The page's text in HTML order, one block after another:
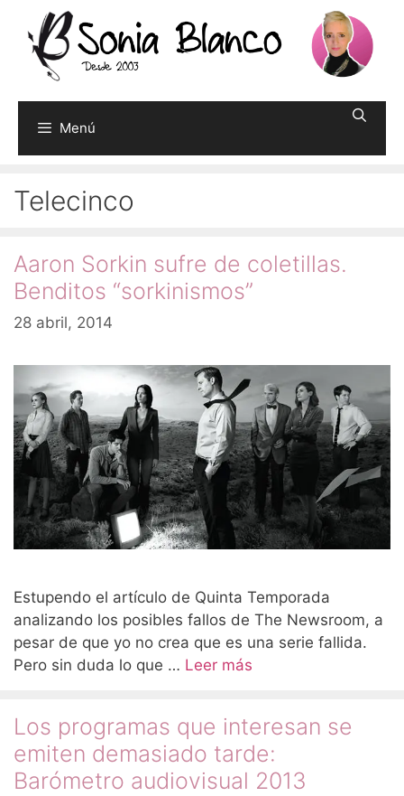
contenido
Menú
Telecinco
Aaron Sorkin sufre de coletillas.
Benditos “sorkinismos”
28 abril, 2014
Estupendo el artículo de Quinta Temporada
analizando los posibles fallos de The Newsroom, a
pesar de que yo no crea que es una serie fallida.
Pero sin duda lo que … Leer más
Los programas que interesan se
emiten demasiado tarde:
Barómetro audiovisual 2013